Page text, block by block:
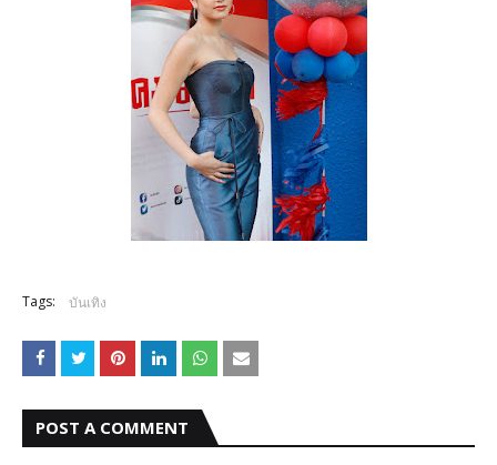
Tags: บันเทิง
POST A COMMENT